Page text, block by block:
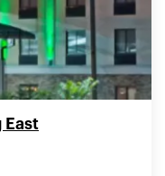
East